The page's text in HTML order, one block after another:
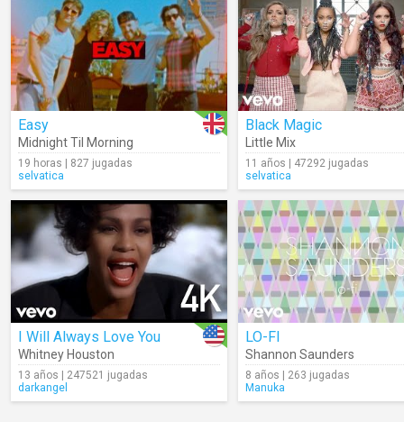
Easy
Midnight Til Morning
19 horas | 827 jugadas
selvatica
Black Magic
Little Mix
11 años | 47292 jugadas
selvatica
I Will Always Love You
Whitney Houston
13 años | 247521 jugadas
darkangel
LO-FI
Shannon Saunders
8 años | 263 jugadas
Manuka